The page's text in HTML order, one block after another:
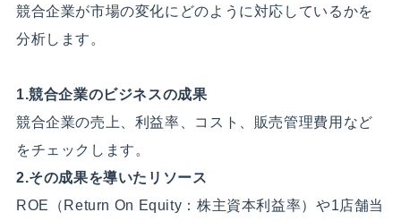
競合企業が市場の変化にどのように対応しているかを
分析します。
1.競合企業のビジネスの成果
競合企業の売上、利益率、コスト、販売管理費用など
をチェックします。
2.その成果を導いたリソース
ROE（Return On Equity：株主資本利益率）や1店舗当